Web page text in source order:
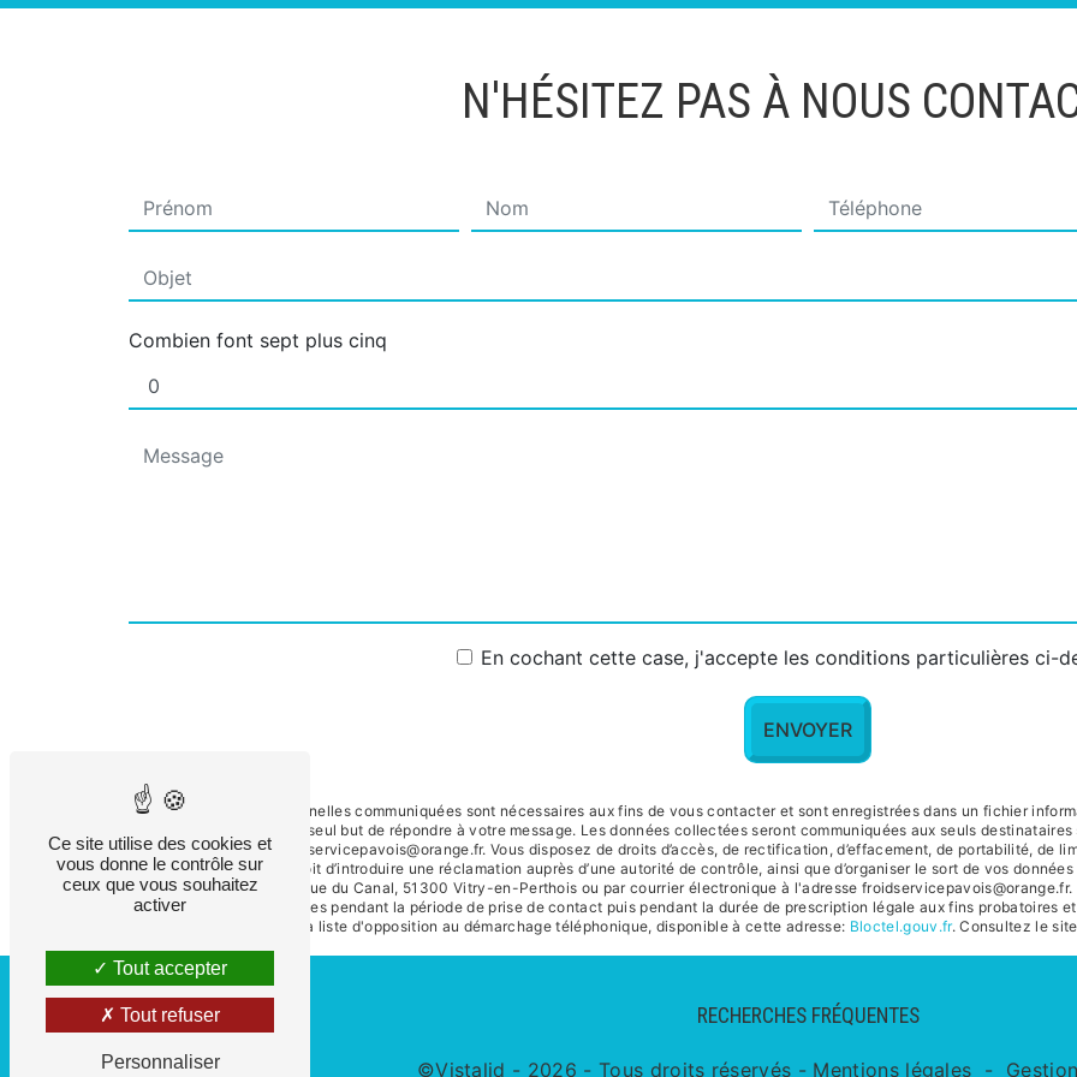
N'HÉSITEZ PAS À NOUS
Combien font sept plus cinq
En cochant cette case, j'accepte les conditions particulières ci-
ENVOYER
** Les données personnelles communiquées sont nécessaires aux fins de vous contacter et sont enregistrées dans un fichier
sous-traitants dans le seul but de répondre à votre message. Les données collectées seront communiquées aux seuls
Vitry-en-Perthois froidservicepavois@orange.fr. Vous disposez de droits d’accès, de rectification, d’effacement, de portabilité, de
tout moment et du droit d’introduire une réclamation auprès d’une autorité de contrôle, ainsi que d’organiser le sort de vos
postale à l'adresse 32 Rue du Canal, 51300 Vitry-en-Perthois ou par courrier électronique à l'adresse
conservons vos données pendant la période de prise de contact puis pendant la durée de prescription légale aux fins probatoires
inscrire sur la liste d'opposition au démarchage téléphonique, disponible à cette adresse: Bloctel.gouv.fr. Consultez le
RECHERCHES FRÉQUENTES
©Vistalid - 2026 - Tous droits réservés - Mentions légales -
Ce site utilise des cookies et
vous donne le contrôle sur
ceux que vous souhaitez
activer
Tout accepter
Tout refuser
Personnaliser